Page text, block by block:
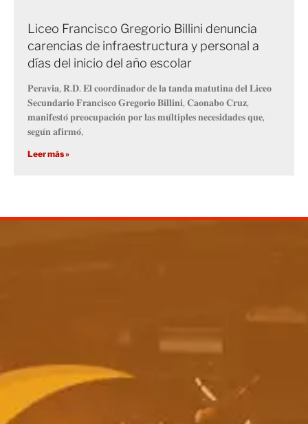
Liceo Francisco Gregorio Billini denuncia
carencias de infraestructura y personal a
días del inicio del año escolar
𝐏𝐞𝐫𝐚𝐯𝐢𝐚, 𝐑.𝐃. 𝐄𝐥 𝐜𝐨𝐨𝐫𝐝𝐢𝐧𝐚𝐝𝐨𝐫 𝐝𝐞 𝐥𝐚 𝐭𝐚𝐧𝐝𝐚 𝐦𝐚𝐭𝐮𝐭𝐢𝐧𝐚 𝐝𝐞𝐥 𝐋𝐢𝐜𝐞𝐨
𝐒𝐞𝐜𝐮𝐧𝐝𝐚𝐫𝐢𝐨 𝐅𝐫𝐚𝐧𝐜𝐢𝐬𝐜𝐨 𝐆𝐫𝐞𝐠𝐨𝐫𝐢𝐨 𝐁𝐢𝐥𝐥𝐢𝐧𝐢, 𝐂𝐚𝐨𝐧𝐚𝐛𝐨 𝐂𝐫𝐮𝐳,
𝐦𝐚𝐧𝐢𝐟𝐞𝐬𝐭𝐨́ 𝐩𝐫𝐞𝐨𝐜𝐮𝐩𝐚𝐜𝐢𝐨́𝐧 𝐩𝐨𝐫 𝐥𝐚𝐬 𝐦𝐮́𝐥𝐭𝐢𝐩𝐥𝐞𝐬 𝐧𝐞𝐜𝐞𝐬𝐢𝐝𝐚𝐝𝐞𝐬 𝐪𝐮𝐞,
𝐬𝐞𝐠𝐮́𝐧 𝐚𝐟𝐢𝐫𝐦𝐨́,
Leer más »